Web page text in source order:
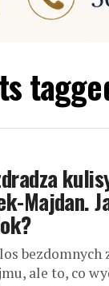
Majdan.
bezdomnych
ale to, co